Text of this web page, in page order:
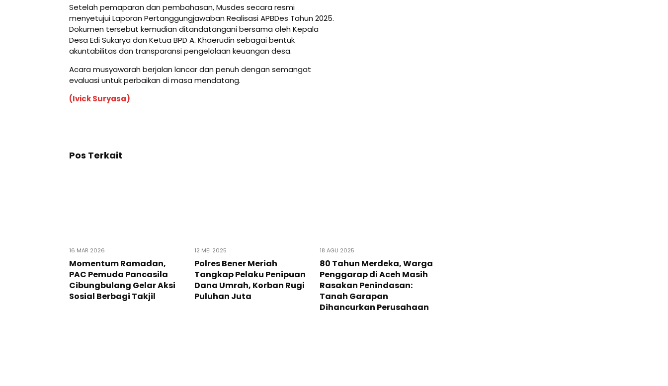
Setelah pemaparan dan pembahasan, Musdes secara resmi
menyetujui Laporan Pertanggungjawaban Realisasi APBDes Tahun 2025.
Dokumen tersebut kemudian ditandatangani bersama oleh Kepala
Desa Edi Sukarya dan Ketua BPD A. Khaerudin sebagai bentuk
akuntabilitas dan transparansi pengelolaan keuangan desa.
Acara musyawarah berjalan lancar dan penuh dengan semangat
evaluasi untuk perbaikan di masa mendatang.
(Ivick Suryasa)
Pos Terkait
16 MAR 2026
Momentum Ramadan,
PAC Pemuda Pancasila
Cibungbulang Gelar Aksi
Sosial Berbagi Takjil
12 MEI 2025
Polres Bener Meriah
Tangkap Pelaku Penipuan
Dana Umrah, Korban Rugi
Puluhan Juta
18 AGU 2025
80 Tahun Merdeka, Warga
Penggarap di Aceh Masih
Rasakan Penindasan:
Tanah Garapan
Dihancurkan Perusahaan